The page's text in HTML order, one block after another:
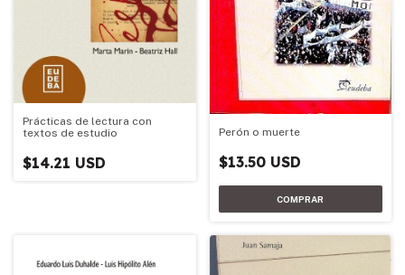
Prácticas de lectura con
textos de estudio
$14.21 USD
Perón o muerte
$13.50 USD